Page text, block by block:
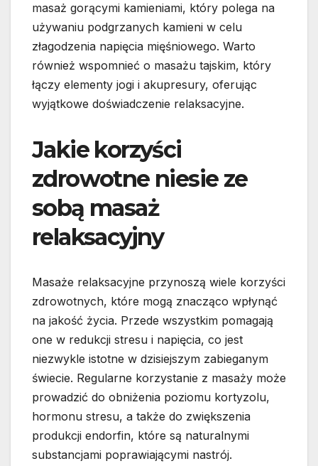
masaż gorącymi kamieniami, który polega na
używaniu podgrzanych kamieni w celu
złagodzenia napięcia mięśniowego. Warto
również wspomnieć o masażu tajskim, który
łączy elementy jogi i akupresury, oferując
wyjątkowe doświadczenie relaksacyjne.
Jakie korzyści
zdrowotne niesie ze
sobą masaż
relaksacyjny
Masaże relaksacyjne przynoszą wiele korzyści
zdrowotnych, które mogą znacząco wpłynąć
na jakość życia. Przede wszystkim pomagają
one w redukcji stresu i napięcia, co jest
niezwykle istotne w dzisiejszym zabieganym
świecie. Regularne korzystanie z masaży może
prowadzić do obniżenia poziomu kortyzolu,
hormonu stresu, a także do zwiększenia
produkcji endorfin, które są naturalnymi
substancjami poprawiającymi nastrój.